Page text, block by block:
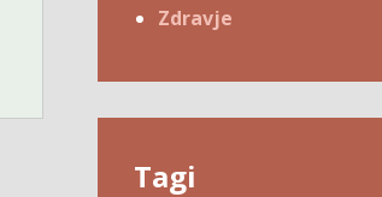
Zdravje
Tagi